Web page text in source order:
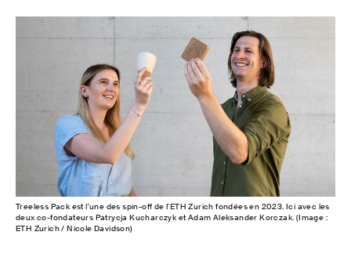
Treeless Pack est l'une des spin-off de l'ETH Zurich fondées en 2023. Ici avec les
deux co-fondateurs Patrycja Kucharczyk et Adam Aleksander Korczak. (Image :
ETH Zurich / Nicole Davidson)